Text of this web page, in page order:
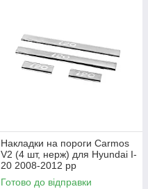
Накладки на пороги Carmos
V2 (4 шт, нерж) для Hyundai I-
20 2008-2012 рр
Готово до відправки